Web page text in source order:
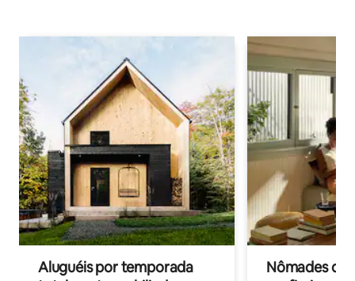
Aluguéis por temporada
Nômades